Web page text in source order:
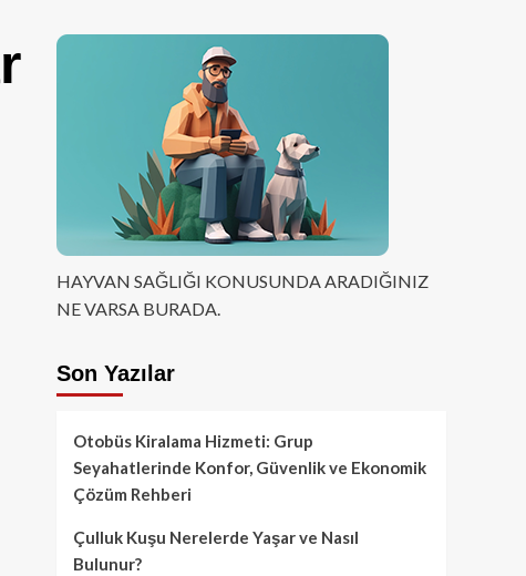
HAYVAN SAĞLIĞI KONUSUNDA ARADIĞINIZ
NE VARSA BURADA.
Son Yazılar
Otobüs Kiralama Hizmeti: Grup
Seyahatlerinde Konfor, Güvenlik ve Ekonomik
Çözüm Rehberi
Çulluk Kuşu Nerelerde Yaşar ve Nasıl
Bulunur?